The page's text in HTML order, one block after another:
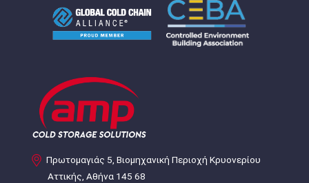
Πρωτομαγιάς 5, Βιομηχανική Περιοχή Κρυονερίου
Αττικής, Αθήνα 145 68